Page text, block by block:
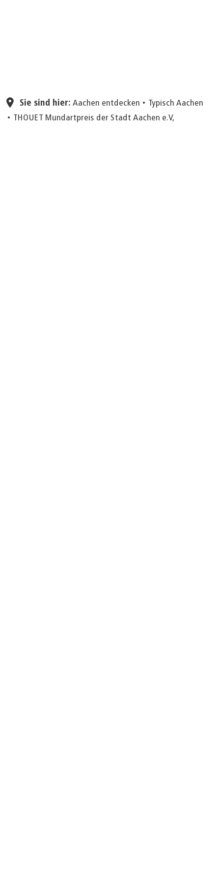
Sie sind hier: Aachen entdecken
Typisch Aachen
THOUET Mundartpreis der Stadt Aachen e.V,